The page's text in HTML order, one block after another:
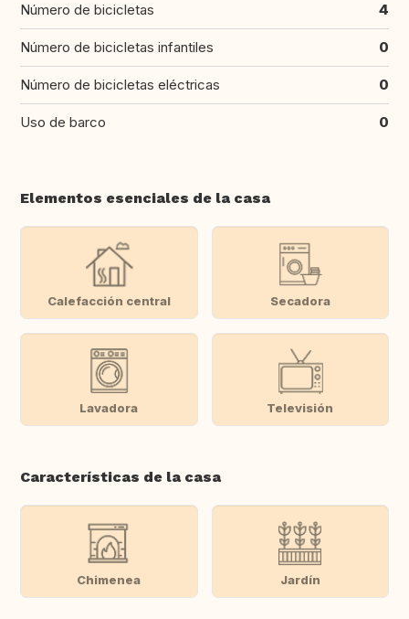
Número de bicicletas 4
Número de bicicletas infantiles 0
Número de bicicletas eléctricas 0
Uso de barco 0
Elementos esenciales de la casa
Calefacción central Secadora
Lavadora Televisión
Características de la casa
Chimenea Jardín